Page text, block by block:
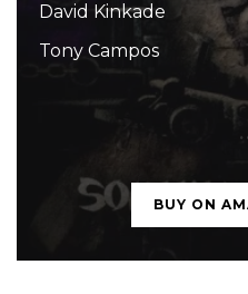
David Kinkade
Tony Campos
BUY ON